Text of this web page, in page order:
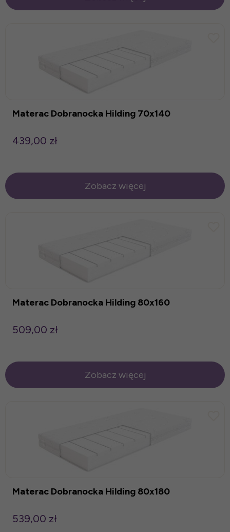
Materac Dobranocka Hilding 70x140
439,00 zł
Zobacz więcej
Materac Dobranocka Hilding 80x160
509,00 zł
Zobacz więcej
Materac Dobranocka Hilding 80x180
539,00 zł